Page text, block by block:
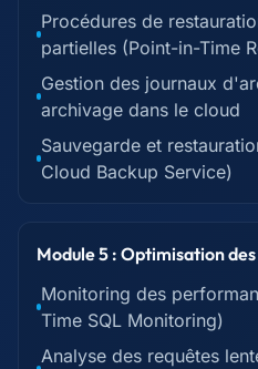
Procédures de
partielles (Point-in-Time
Gestion des journaux
archivage dans le cloud
Sauvegarde et
Cloud Backup Service)
Module 5 : Optimisation
Monitoring des
Time SQL Monitoring)
Analyse des requêtes